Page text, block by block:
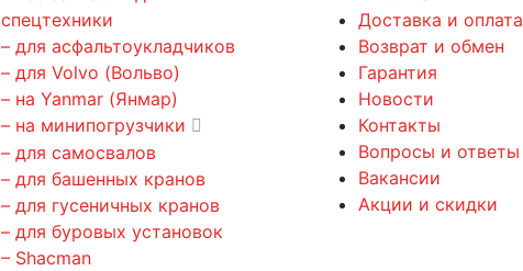
спецтехники
– для асфальтоукладчиков
– для Volvo (Вольво)
– на Yanmar (Янмар)
– на минипогрузчики
– для самосвалов
– для башенных кранов
– для гусеничных кранов
– для буровых установок
– Shacman
Доставка и оплата
Возврат и обмен
Гарантия
Новости
Контакты
Вопросы и ответы
Вакансии
Акции и скидки